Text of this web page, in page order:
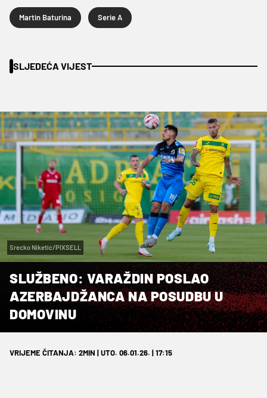
Martin Baturina Serie A
SLJEDEĆA VIJEST
Srecko Niketic/PIXSELL
SLUŽBENO: VARAŽDIN POSLAO
AZERBAJDŽANCA NA POSUDBU U
DOMOVINU
VRIJEME ČITANJA: 2MIN | UTO. 06.01.26. | 17:15